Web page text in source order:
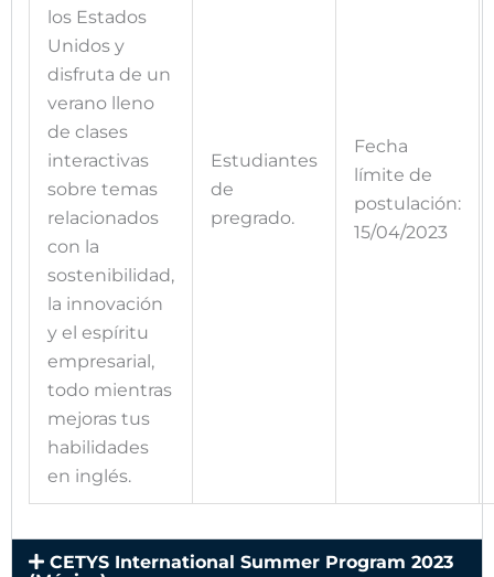
los Estados
Unidos y
disfruta de un
verano lleno
de clases
interactivas
sobre temas
relacionados
con la
sostenibilidad,
la innovación
y el espíritu
empresarial,
todo mientras
mejoras tus
habilidades
en inglés.
Estudiantes
de
pregrado.
Fecha
límite de
postulación:
15/04/2023
CETYS International Summer Program 2023